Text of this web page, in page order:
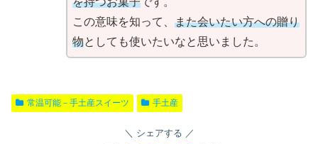
この意味を知って、 また会いたい方への贈り
物としても使いたいなと思いました。
常温可能－手土産スイーツ 手土産
シェアする